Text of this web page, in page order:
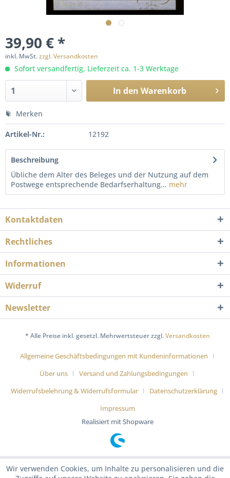
39,90 € *
inkl. MwSt.zzgl. Versandkosten
Sofort versandfertig, Lieferzeit ca. 1-3 Werktage
In den Warenkorb
Merken
Artikel-Nr.: 12192
Beschreibung
Übliche dem Alter des Beleges und der Nutzung auf dem
Postwege entsprechende Bedarfserhaltung... mehr
Kontaktdaten
Rechtliches
Informationen
Widerruf
Newsletter
* Alle Preise inkl. gesetzl. Mehrwertsteuer zzgl.Versandkosten
Allgemeine Geschäftsbedingungen mit Kundeninformationen
Über uns
Versand und Zahlungsbedingungen
Widerrufsbelehrung & Widerrufsformular
Datenschutzerklärung
Impressum
Realisiert mit Shopware
Wir verwenden Cookies, um Inhalte zu personalisieren und die